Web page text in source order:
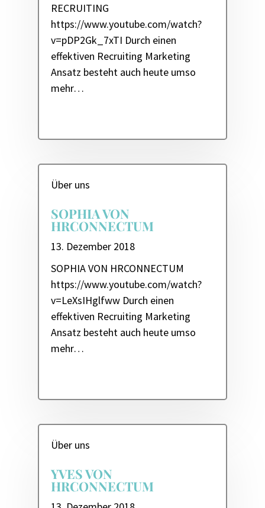
RECRUITING
https://www.youtube.com/watch?
v=pDP2Gk_7xTI Durch einen
effektiven Recruiting Marketing
Ansatz besteht auch heute umso
mehr…
Über uns
13. Dezember 2018
SOPHIA VON
HRCONNECTUM
SOPHIA VON HRCONNECTUM
https://www.youtube.com/watch?
v=LeXsIHglfww Durch einen
effektiven Recruiting Marketing
Ansatz besteht auch heute umso
mehr…
Über uns
YVES VON
HRCONNECTUM